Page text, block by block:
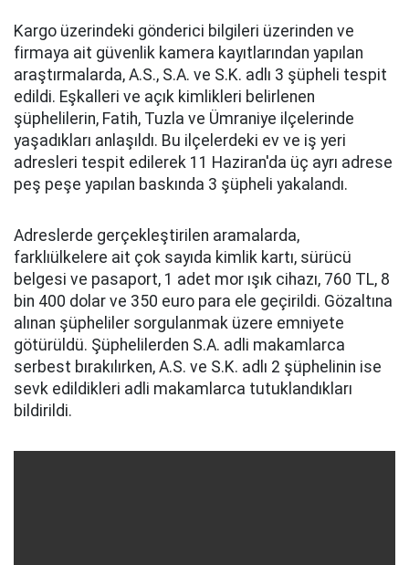
Kargo üzerindeki gönderici bilgileri üzerinden ve
firmaya ait güvenlik kamera kayıtlarından yapılan
araştırmalarda, A.S., S.A. ve S.K. adlı 3 şüpheli tespit
edildi. Eşkalleri ve açık kimlikleri belirlenen
şüphelilerin, Fatih, Tuzla ve Ümraniye ilçelerinde
yaşadıkları anlaşıldı. Bu ilçelerdeki ev ve iş yeri
adresleri tespit edilerek 11 Haziran'da üç ayrı adrese
peş peşe yapılan baskında 3 şüpheli yakalandı.
Adreslerde gerçekleştirilen aramalarda,
farklıülkelere ait çok sayıda kimlik kartı, sürücü
belgesi ve pasaport, 1 adet mor ışık cihazı, 760 TL, 8
bin 400 dolar ve 350 euro para ele geçirildi. Gözaltına
alınan şüpheliler sorgulanmak üzere emniyete
götürüldü. Şüphelilerden S.A. adli makamlarca
serbest bırakılırken, A.S. ve S.K. adlı 2 şüphelinin ise
sevk edildikleri adli makamlarca tutuklandıkları
bildirildi.